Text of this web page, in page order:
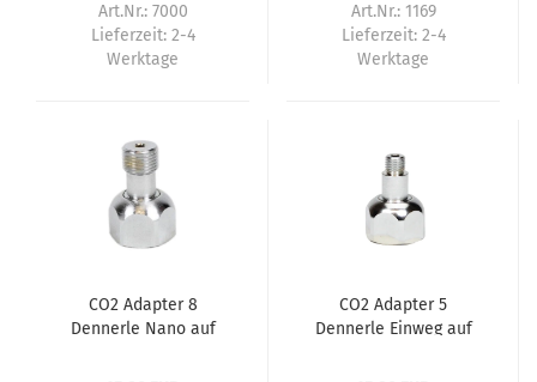
Art.Nr.: 7000
Lieferzeit: 2-4
Werktage
Art.Nr.: 1169
Lieferzeit: 2-4
Werktage
CO2 Adapter 8
Dennerle Nano auf
CO2 Adapter 5
Dennerle Einweg auf